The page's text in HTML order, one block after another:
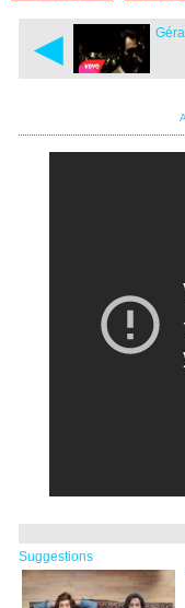
◄
Suggestions